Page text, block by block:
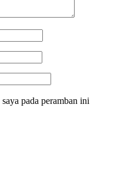
pada peramban ini